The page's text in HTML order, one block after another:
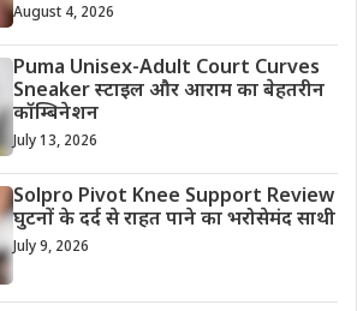
August 4, 2026
Puma Unisex-Adult Court Curves
Sneaker स्टाइल और आराम का बेहतरीन
कॉम्बिनेशन
July 13, 2026
Solpro Pivot Knee Support Review
घुटनों के दर्द से राहत पाने का भरोसेमंद साथी
July 9, 2026